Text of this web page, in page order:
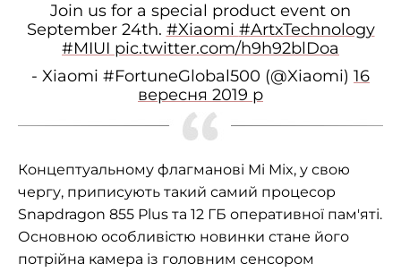
Join us for a special product event on
September 24th. #Xiaomi #ArtxTechnology
#MIUI pic.twitter.com/h9h92blDoa
- Xiaomi #FortuneGlobal500 (@Xiaomi) 16
вересня 2019 р
Концептуальному флагманові Mi Mix, у свою
чергу, приписують такий самий процесор
Snapdragon 855 Plus та 12 ГБ оперативної пам'яті.
Основною особливістю новинки стане його
потрійна камера із головним сенсором